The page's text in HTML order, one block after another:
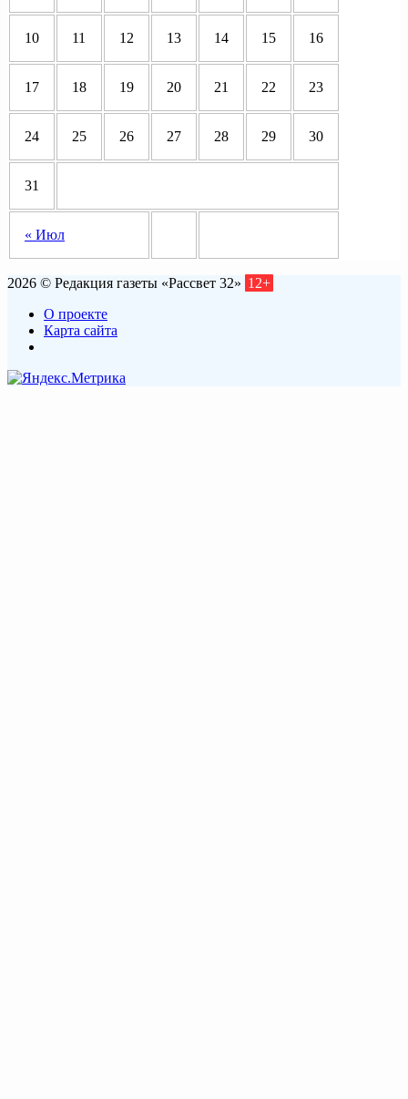
« Июл
10 11 12 13 14 15 16
17 18 19 20 21 22 23
24 25 26 27 28 29 30
31
2026 © Редакция газеты «Рассвет 32» 12+
О проекте
Карта сайта